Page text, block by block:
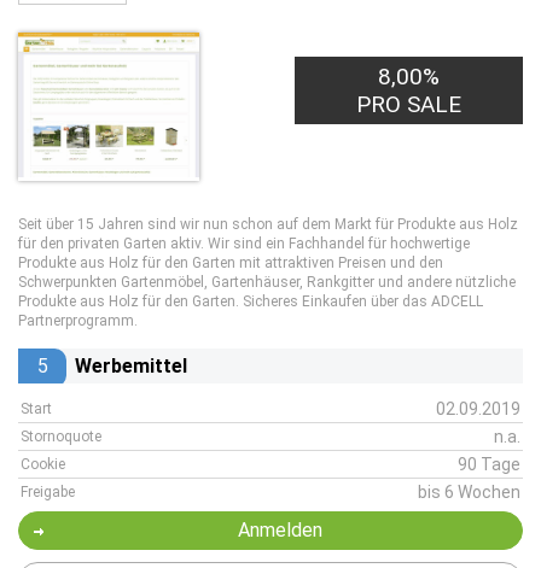
8,00%
PRO SALE
Seit über 15 Jahren sind wir nun schon auf dem Markt für Produkte aus Holz
für den privaten Garten aktiv. Wir sind ein Fachhandel für hochwertige
Produkte aus Holz für den Garten mit attraktiven Preisen und den
Schwerpunkten Gartenmöbel, Gartenhäuser, Rankgitter und andere nützliche
Produkte aus Holz für den Garten. Sicheres Einkaufen über das ADCELL
Partnerprogramm.
5 Werbemittel
Start 02.09.2019
Stornoquote n.a.
Cookie 90 Tage
Freigabe bis 6 Wochen
Anmelden